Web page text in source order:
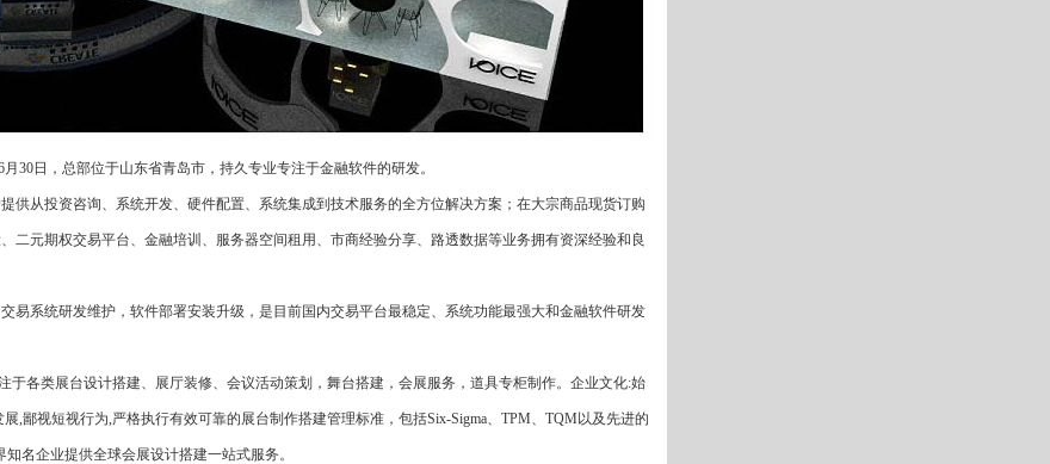
日，总部位于山东省青岛市，持久专业专注于金融软件的研发。
供从投资咨询、系统开发、硬件配置、系统集成到技术服务的全方位解决方案；在大宗商品现货订购
二元期权交易平台、金融培训、服务器空间租用、市商经验分享、路透数据等业务拥有资深经验和良
易系统研发维护，软件部署安装升级，是目前国内交易平台最稳定、系统功能最强大和金融软件研发
于各类展台设计搭建、展厅装修、会议活动策划，舞台搭建，会展服务，道具专柜制作。企业文化:始
,鄙视短视行为,严格执行有效可靠的展台制作搭建管理标准，包括Six-Sigma、TPM、TQM以及先进的
名企业提供全球会展设计搭建一站式服务。